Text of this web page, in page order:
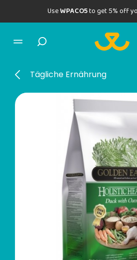
UseWPACO5to get 5% off
Tägliche Ernährung